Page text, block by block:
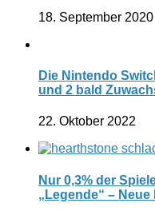
18. September 2020
Die Nintendo
und 2 bald
22. Oktober 2022
Nur 0,3% der
„Legende“ –